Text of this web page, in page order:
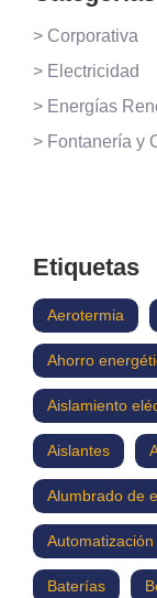
> Corporativa
> Electricidad
> Energías
> Fontanería y
Etiquetas
Aerotermia
Ahorro
Aislamiento
Aislantes
Alumbrado de
Automatización
Baterías